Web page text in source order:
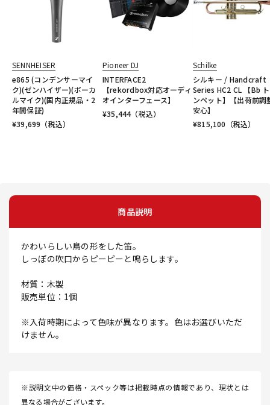
SENNHEISER
e865 (コンデンサーマイ
ク)(ゼンハイザー)(ボーカ
ルマイク)(国内正規品・2
年間保証)
¥39,699 （税込）
Pioneer DJ
INTERFACE2
【rekordbox対応オーディ
オインターフェース】
¥35,444（税込）
Schilke
シルキー / Handcraft
Series HC2 CL 【Bb
ンペット】【出荷前調
安心】
¥815,100 （税込）
商品説明
かわいらしい鳥の形をした笛。
しっぽの吹口からピーピーと鳴らします。
材質：木製
販売単位：1個
※入荷時期によって色味が異なります。色はお選びいただ
けません。
※説明文中の価格・スペック等は掲載時点の情報であり、現状とは
異なる場合がございます。